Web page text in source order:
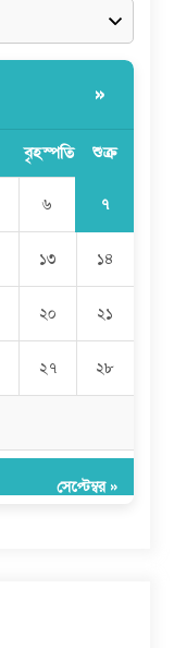
»
বৃহস্পতি শুক্র
৬ ৭
১৩ ১৪
২০ ২১
২৭ ২৮
সেপ্টেম্বর »